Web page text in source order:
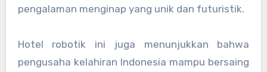
pengalaman menginap yang unik dan futuristik.
Hotel robotik ini juga menunjukkan bahwa
pengusaha kelahiran Indonesia mampu bersaing